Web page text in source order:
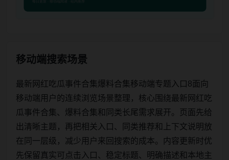
移动端搜索场景
最新网红吃瓜事件合集爆料合集移动端专题入口8面向
移动端用户的连续浏览场景整理，核心围绕最新网红吃
瓜事件合集、爆料合集和同类长尾需求展开。页面先给
出清晰主题，再把相关入口、同类推荐和上下文说明放
在同一层级，减少用户来回搜索的成本。内容更新时优
先保留真实可点击入口、稳定标题、明确描述和本地主